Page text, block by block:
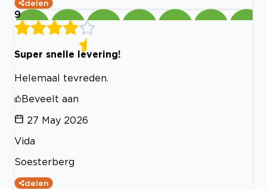
delen
9
Super snelle levering!
Helemaal tevreden.
Beveelt aan
27 May 2026
Vida
Soesterberg
delen